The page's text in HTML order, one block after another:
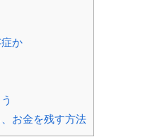
か
お金を残す方法